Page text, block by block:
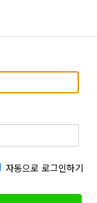
자동으로 로그인하기